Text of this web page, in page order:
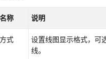
称 说明
式
设置线图显示格式，可
线。